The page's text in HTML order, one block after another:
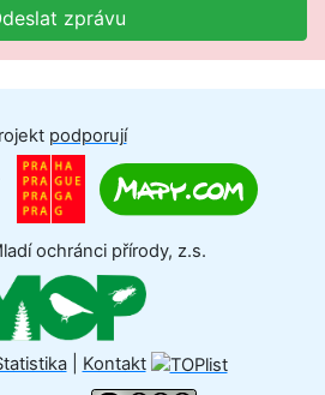
zprávu
podporují
ochránci přírody, z.s.
| Kontakt